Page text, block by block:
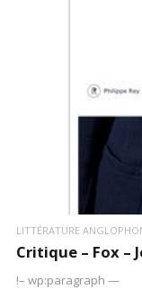
LITTÉRATURE
Critique – Fox –
!– wp:paragraph —